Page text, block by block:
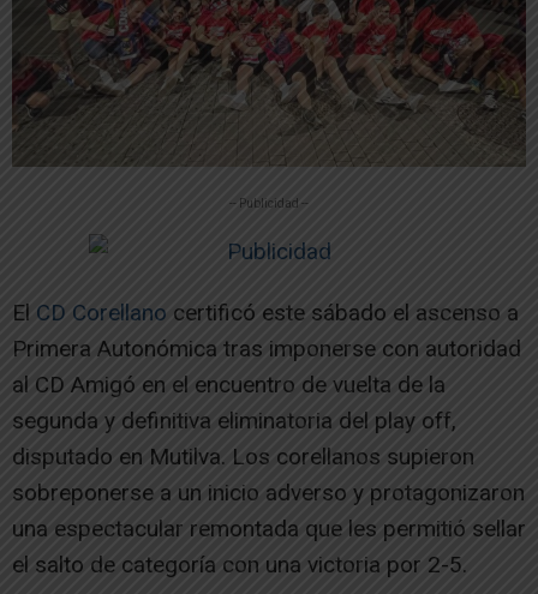
-- Publicidad --
El CD Corellano certificó este sábado el ascenso a
Primera Autonómica tras imponerse con autoridad
al CD Amigó en el encuentro de vuelta de la
segunda y definitiva eliminatoria del play off,
disputado en Mutilva. Los corellanos supieron
sobreponerse a un inicio adverso y protagonizaron
una espectacular remontada que les permitió sellar
el salto de categoría con una victoria por 2-5.